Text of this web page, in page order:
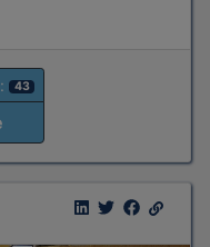
43